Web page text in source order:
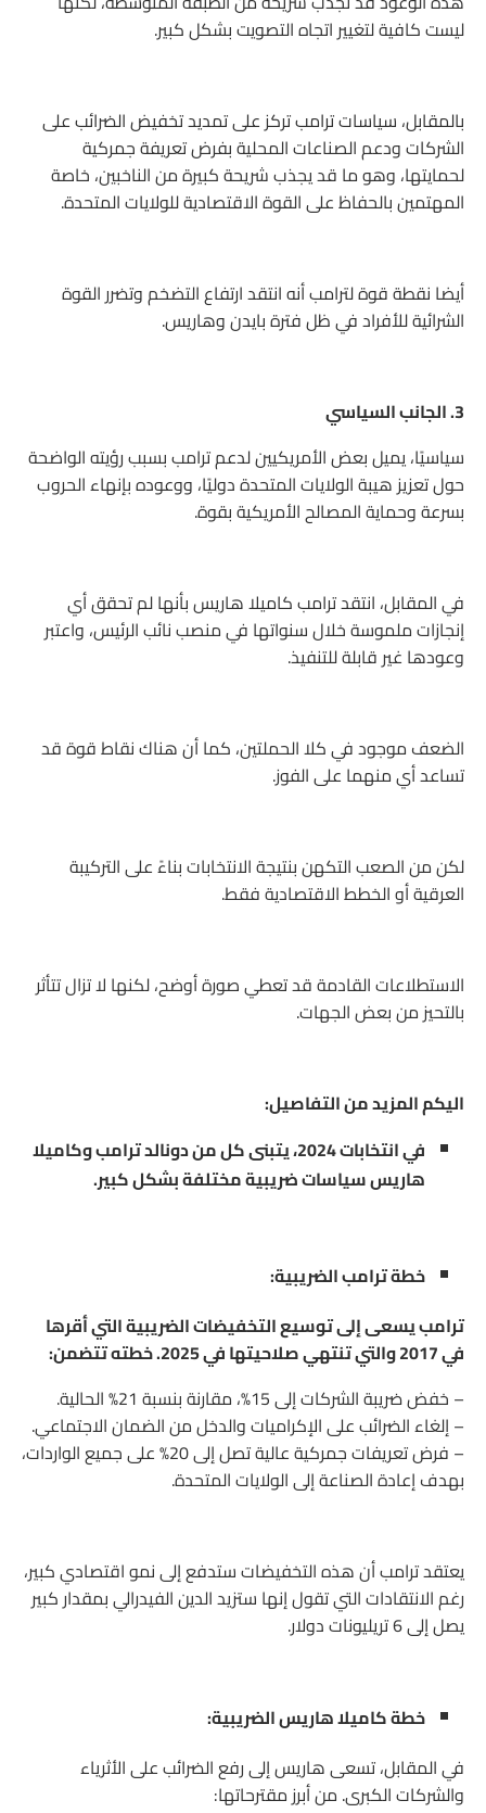
ليست كافية لتغيير اتجاه التصويت بشكل كبير.
بالمقابل، سياسات ترامب تركز على تمديد تخفيض الضرائب على
الشركات ودعم الصناعات المحلية بفرض تعريفة جمركية
لحمايتها، وهو ما قد يجذب شريحة كبيرة من الناخبين، خاصة
المهتمين بالحفاظ على القوة الاقتصادية للولايات المتحدة.
أيضا نقطة قوة لترامب أنه انتقد ارتفاع التضخم وتضرر القوة
الشرائية للأفراد في ظل فترة بايدن وهاريس.
3. الجانب السياسي
سياسيًا، يميل بعض الأمريكيين لدعم ترامب بسبب رؤيته الواضحة
حول تعزيز هيبة الولايات المتحدة دوليًا، ووعوده بإنهاء الحروب
بسرعة وحماية المصالح الأمريكية بقوة.
في المقابل، انتقد ترامب كاميلا هاريس بأنها لم تحقق أي
إنجازات ملموسة خلال سنواتها في منصب نائب الرئيس، واعتبر
وعودها غير قابلة للتنفيذ.
الضعف موجود في كلا الحملتين، كما أن هناك نقاط قوة قد
تساعد أي منهما على الفوز.
لكن من الصعب التكهن بنتيجة الانتخابات بناءً على التركيبة
العرقية أو الخطط الاقتصادية فقط.
الاستطلاعات القادمة قد تعطي صورة أوضح، لكنها لا تزال تتأثر
بالتحيز من بعض الجهات.
اليكم المزيد من التفاصيل:
في انتخابات 2024، يتبنى كل من دونالد ترامب وكاميلا
هاريس سياسات ضريبية مختلفة بشكل كبير.
خطة ترامب الضريبية:
ترامب يسعى إلى توسيع التخفيضات الضريبية التي أقرها
في 2017 والتي تنتهي صلاحيتها في 2025. خطته تتضمن:
– خفض ضريبة الشركات إلى 15%، مقارنة بنسبة 21% الحالية.
– إلغاء الضرائب على الإكراميات والدخل من الضمان الاجتماعي.
– فرض تعريفات جمركية عالية تصل إلى 20% على جميع الواردات،
بهدف إعادة الصناعة إلى الولايات المتحدة.
يعتقد ترامب أن هذه التخفيضات ستدفع إلى نمو اقتصادي كبير،
رغم الانتقادات التي تقول إنها ستزيد الدين الفيدرالي بمقدار كبير
يصل إلى 6 تريليونات دولار.
خطة كاميلا هاريس الضريبية:
في المقابل، تسعى هاريس إلى رفع الضرائب على الأثرياء
والشركات الكبرى. من أبرز مقترحاتها: